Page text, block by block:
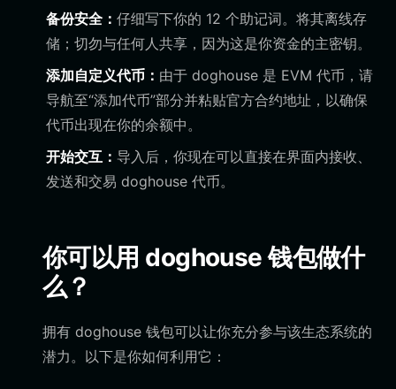
备份安全： 仔细写下你的 12 个助记词。将其离线存
储；切勿与任何人共享，因为这是你资金的主密钥。
添加自定义代币： 由于 doghouse 是 EVM 代币，请
导航至“添加代币”部分并粘贴官方合约地址，以确保
代币出现在你的余额中。
开始交互： 导入后，你现在可以直接在界面内接收、
发送和交易 doghouse 代币。
你可以用 doghouse 钱包做什
么？
拥有 doghouse 钱包可以让你充分参与该生态系统的
潜力。以下是你如何利用它：